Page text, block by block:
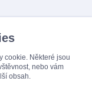
cookie. Některé jsou
nebo vám
obsah.